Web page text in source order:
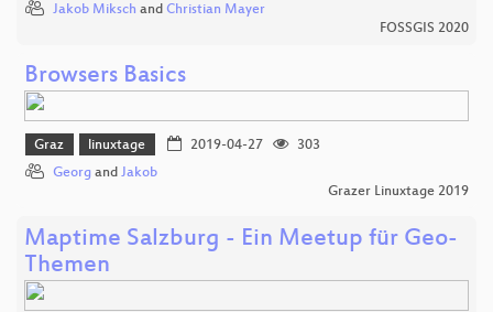
Jakob Miksch and Christian Mayer
FOSSGIS 2020
Browsers Basics
Graz linuxtage 2019-04-27
303
Georg and Jakob
Grazer Linuxtage 2019
Maptime Salzburg - Ein Meetup für Geo-
Themen